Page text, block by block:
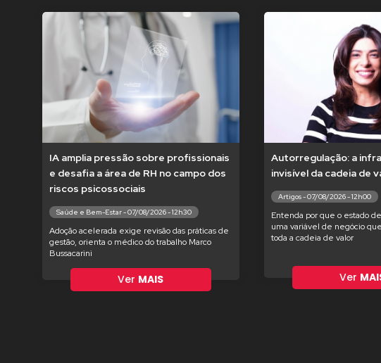
IA amplia pressão sobre profissionais
e desafia a área de RH no campo dos
riscos psicossociais
Saúde e Bem-Estar - 07/08/2026 - 12h30
Adoção acelerada exige revisão das práticas de
gestão, orienta o médico do trabalho Marco
Bussacarini
Ver MAIS
Autorregulação: a
invisível da cadeia de
Artigos - 07/08/2026 - 12h00
Entenda por que o estado
uma variável de negócio
toda a cadeia de valor
Ver